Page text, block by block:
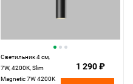
Светильник 4 см,
7W, 4200K, Slim
Magnetic 7W 4200K
1 290 ₽